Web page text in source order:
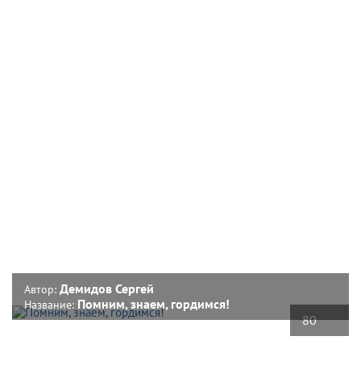
80
Автор: Демидов Сергей
Название: Помним, знаем, гордимся!